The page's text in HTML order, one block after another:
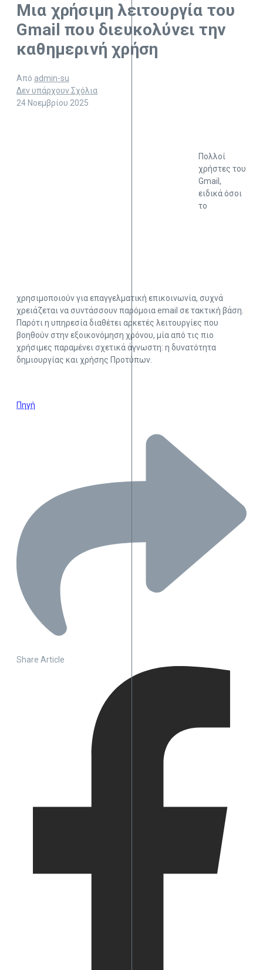
Μια χρήσιμη λειτουργία του
Gmail που διευκολύνει την
καθημερινή χρήση
Από admin-su
Δεν υπάρχουν Σχόλια
24 Νοεμβρίου 2025
Πολλοί
χρήστες του
Gmail,
ειδικά όσοι
το
χρησιμοποιούν για επαγγελματική επικοινωνία, συχνά
χρειάζεται να συντάσσουν παρόμοια email σε τακτική βάση.
Παρότι η υπηρεσία διαθέτει αρκετές λειτουργίες που
βοηθούν στην εξοικονόμηση χρόνου, μία από τις πιο
χρήσιμες παραμένει σχετικά άγνωστη: η δυνατότητα
δημιουργίας και χρήσης Προτύπων.
Πηγή
Share Article